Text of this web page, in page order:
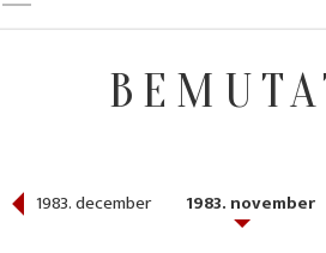
1983. december 1983. november